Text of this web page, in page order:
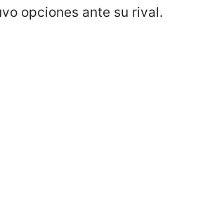
opciones ante su rival.